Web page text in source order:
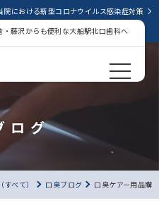
院における新型コロナウイルス感染症対策
藤沢からも便利な大船駅北口歯科へ
ログ
べて） 口臭ブログ 口臭ケアー用品購